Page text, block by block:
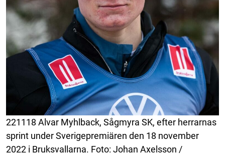
221118 Alvar Myhlback, Sågmyra SK, efter herrarnas
sprint under Sverigepremiären den 18 november
2022 i Bruksvallarna. Foto: Johan Axelsson /